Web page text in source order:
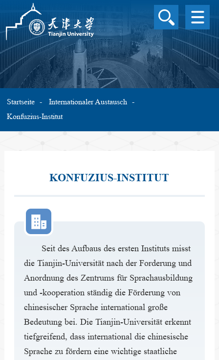
ÜBERBLICK ÜBER
UNIVERSITÄT
AUSLAND
STIPENDIUM
WISSENSCHAFTLICHE
Startseite
Internationaler Austausch
Konfuzius-Institut
KONFUZIUS-INSTITUT
Seit des Aufbaus des ersten Instituts misst
die Tianjin-Universität nach der Forderung und
Anordnung des Zentrums für Sprachausbildung
und -kooperation ständig die Förderung von
chinesischer Sprache international große
Bedeutung bei. Die Tianjin-Universität erkennt
tiefgreifend, dass international die chinesische
Sprache zu fördern eine wichtige staatliche